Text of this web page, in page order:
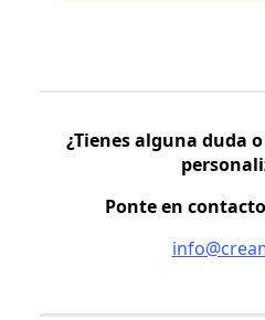
¿Tienes alguna duda
Ponte en